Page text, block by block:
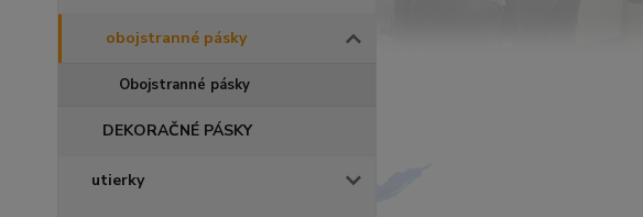
obojstranné pásky
Obojstranné pásky
DEKORAČNÉ PÁSKY
utierky